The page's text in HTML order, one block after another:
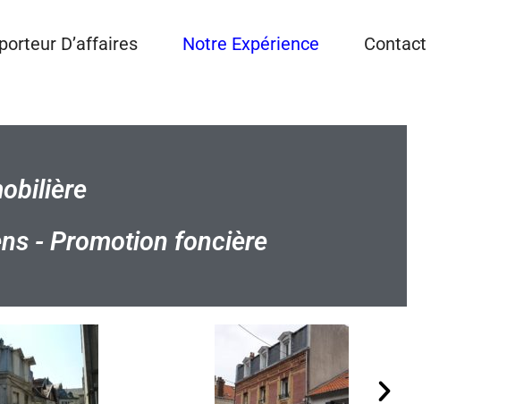
D’affaires Notre Expérience Contact
- Promotion foncière